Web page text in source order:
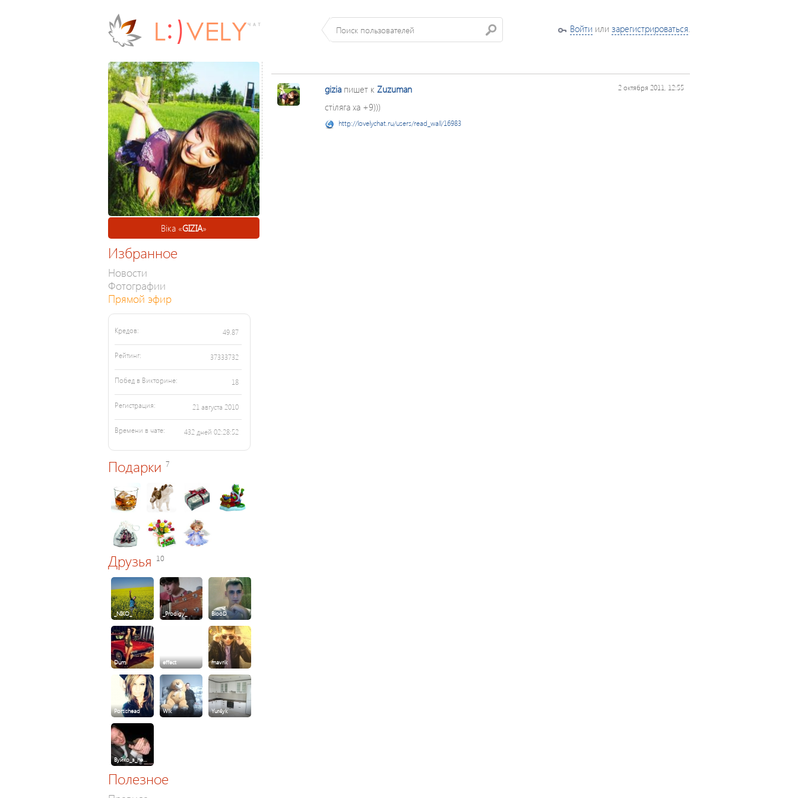
Войти или зарегистрироваться.
Віка «GIZIA»
Избранное
Новости
Фотографии
Прямой эфир
Кредов: 49.87
Рейтинг: 37333732
Побед в Викторине: 18
Регистрация: 21 августа 2010
Времени в чате: 432 дней 02:28:52
Подарки 7
Друзья 10
_NIKO_ _Prodigy_ BlooD
Dum effect mavrik
Portishead Wik Yur4yk
Вуйко_з_пе…
Полезное
gizia пишет к Zuzuman 2 октября 2011, 12:55
стіляга ха +9)))
http://lovelychat.ru/users/read_wall/16983